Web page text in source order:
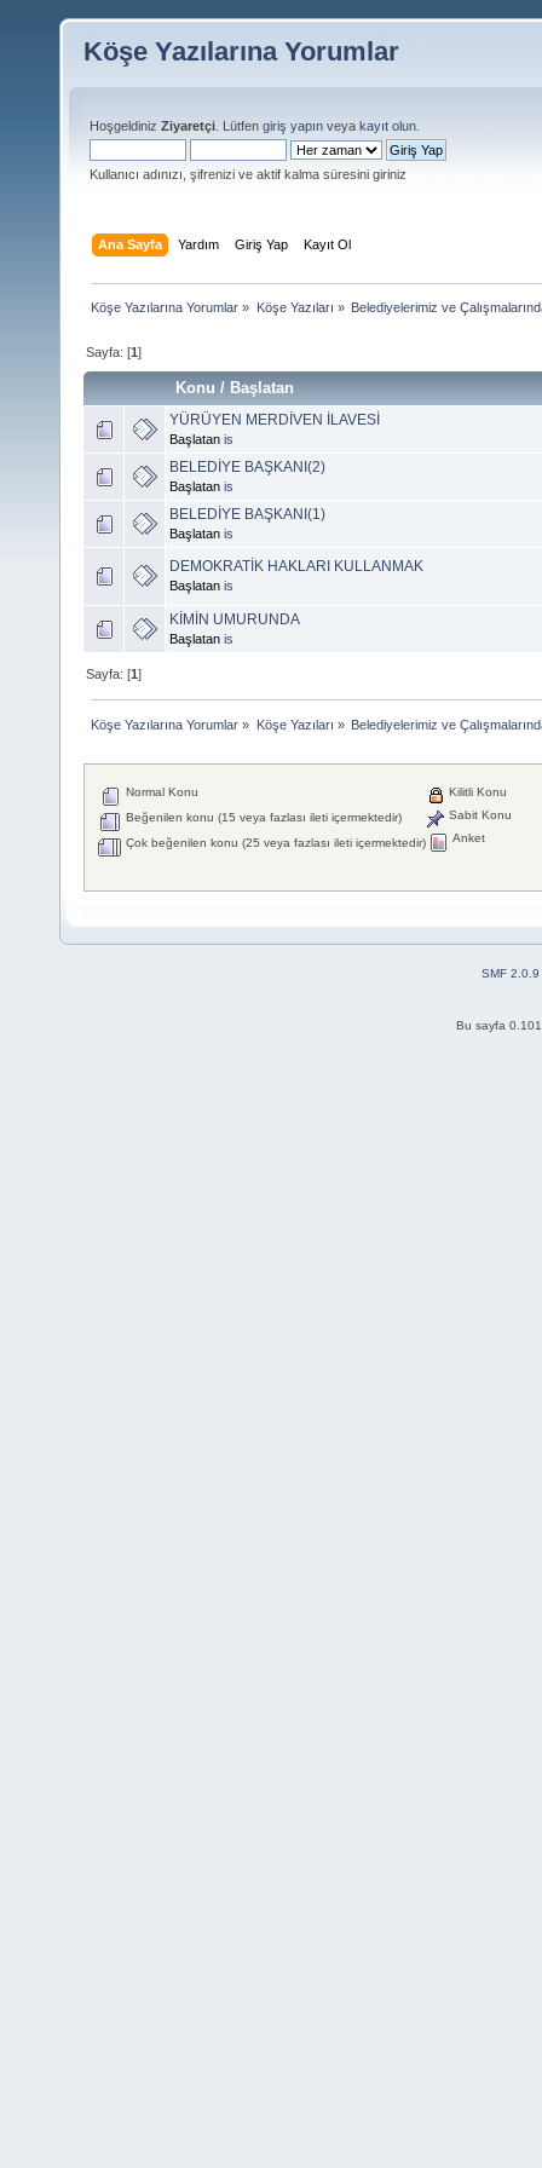
Köşe Yazılarına Yorumlar
Hoşgeldiniz Ziyaretçi . Lütfen giriş yapın veya kayıt olun
Kullanıcı adınızı, şifrenizi ve aktif kalma süresini giriniz
Ana Sayfa Yardım Giriş Yap Kayıt Ol
Köşe Yazılarına Yorumlar » Köşe Yazıları » Belediyelerimiz ve
Sayfa: [1]
Konu /Başlatan
YÜRÜYEN MERDİVEN İLAVESİ
Başlatan is
BELEDİYE BAŞKANI(2)
Başlatan is
BELEDİYE BAŞKANI(1)
Başlatan is
DEMOKRATİK HAKLARI KULLANMAK
Başlatan is
KİMİN UMURUNDA
Başlatan is
Sayfa: [1]
Köşe Yazılarına Yorumlar » Köşe Yazıları » Belediyelerimiz ve
Normal Konu
Beğenilen konu (15 veya fazlası ileti içermektedir)
Çok beğenilen konu (25 veya fazlası ileti içermektedir)
Kilitli Konu
Sabit Konu
Anket
SMF 2.0.9
Bu sayfa